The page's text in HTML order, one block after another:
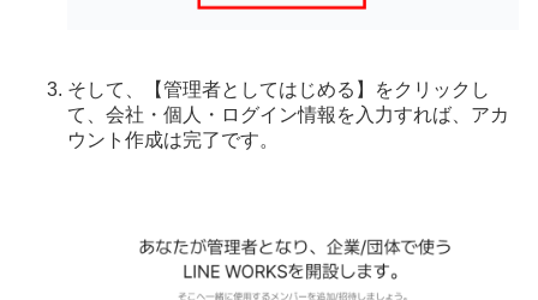
そして、【管理者としてはじめる】をクリックし
て、会社・個人・ログイン情報を入力すれば、アカ
ウント作成は完了です。